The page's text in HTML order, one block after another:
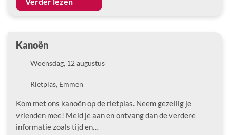
Kanoën
DatumWoensdag, 12 augustus
LocatieRietplas, Emmen
Kom met ons kanoën op de rietplas. Neem gezellig je
vrienden mee! Meld je aan en ontvang dan de verdere
informatie zoals tijd en…